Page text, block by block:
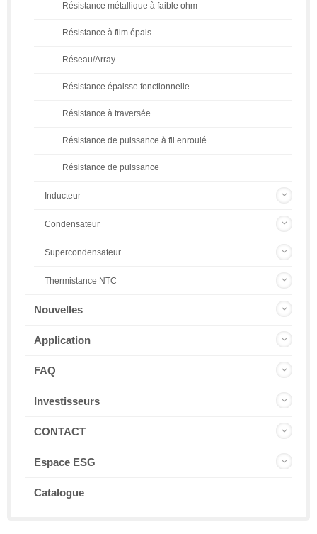
Résistance métallique à faible ohm
Résistance à film épais
Réseau/Array
Résistance épaisse fonctionnelle
Résistance à traversée
Résistance de puissance à fil enroulé
Résistance de puissance
Inducteur
Condensateur
Supercondensateur
Thermistance NTC
Nouvelles
Application
FAQ
Investisseurs
CONTACT
Espace ESG
Catalogue